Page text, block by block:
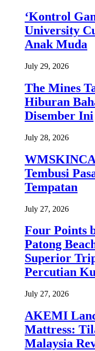
‘Kontrol
University
Anak Muda
July 29, 2026
The Mines
Hiburan
Disember Ini
July 28, 2026
Tembusi
Tempatan
July 27, 2026
Four Points
Patong
Superior
Percutian
July 27, 2026
AKEMI
Mattress:
Malaysia